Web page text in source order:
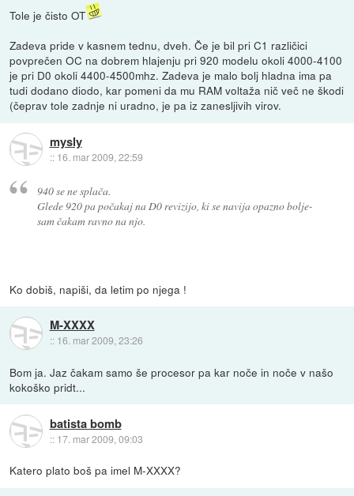
Tole je čisto OT
Zadeva pride v kasnem tednu, dveh. Če je bil pri C1 različici
povprečen OC na dobrem hlajenju pri 920 modelu okoli 4000-4100
je pri D0 okoli 4400-4500mhz. Zadeva je malo bolj hladna ima pa
tudi dodano diodo, kar pomeni da mu RAM voltaža nič več ne škodi
(čeprav tole zadnje ni uradno, je pa iz zanesljivih virov.
mysly
:: 16. mar 2009, 22:59
940 se ne splača.
Glede 920 pa počakaj na D0 revizijo, ki se navija opazno bolje-
sam čakam ravno na njo.
Ko dobiš, napiši, da letim po njega !
M-XXXX
:: 16. mar 2009, 23:26
Bom ja. Jaz čakam samo še procesor pa kar noče in noče v našo
kokoško pridt...
batista bomb
:: 17. mar 2009, 09:03
Katero plato boš pa imel M-XXXX?